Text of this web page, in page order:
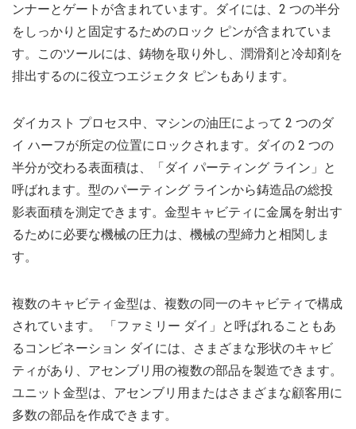
ンナーとゲートが含まれています。ダイには、2 つの半分
をしっかりと固定するためのロック ピンが含まれていま
す。このツールには、鋳物を取り外し、潤滑剤と冷却剤を
排出するのに役立つエジェクタ ピンもあります。
ダイカスト プロセス中、マシンの油圧によって 2 つのダ
イ ハーフが所定の位置にロックされます。ダイの 2 つの
半分が交わる表面積は、「ダイ パーティング ライン」と
呼ばれます。型のパーティング ラインから鋳造品の総投
影表面積を測定できます。金型キャビティに金属を射出す
るために必要な機械の圧力は、機械の型締力と相関しま
す。
複数のキャビティ金型は、複数の同一のキャビティで構成
されています。 「ファミリー ダイ」と呼ばれることもあ
るコンビネーション ダイには、さまざまな形状のキャビ
ティがあり、アセンブリ用の複数の部品を製造できます。
ユニット金型は、アセンブリ用またはさまざまな顧客用に
多数の部品を作成できます。